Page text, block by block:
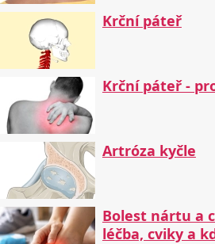
Krční páteř
Krční páteř -
Artróza kyčle
Bolest nártu a
léčba, cviky a